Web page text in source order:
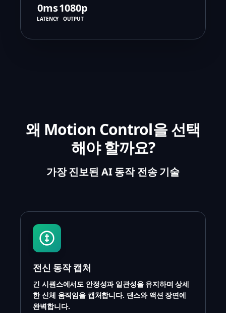
0ms
LATENCY
1080p
OUTPUT
왜 Motion Control을 선택
해야 할까요?
가장 진보된 AI 동작 전송 기술
전신 동작 캡처
긴 시퀀스에서도 안정성과 일관성을 유지하며 상세
한 신체 움직임을 캡처합니다. 댄스와 액션 장면에
완벽합니다.